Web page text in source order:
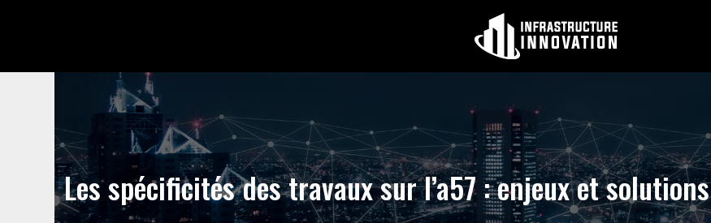
Les spécificités des travaux sur l’a57 : enjeux et solutions